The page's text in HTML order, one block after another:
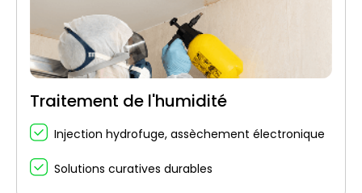
Traitement de l'humidité
Injection hydrofuge, assèchement électronique
Solutions curatives durables